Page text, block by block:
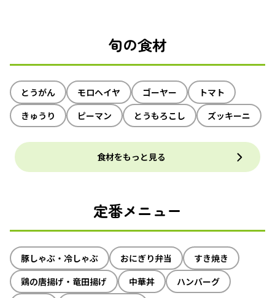
旬の食材
とうがん モロヘイヤ ゴーヤー
トマト
きゅうり
ピーマン とうもろこし ズッキーニ
食材をもっと見る
定番メニュー
豚しゃぶ・冷しゃぶ おにぎり弁当
すき焼き
鶏の唐揚げ・竜田揚げ
中華丼
ハンバーグ